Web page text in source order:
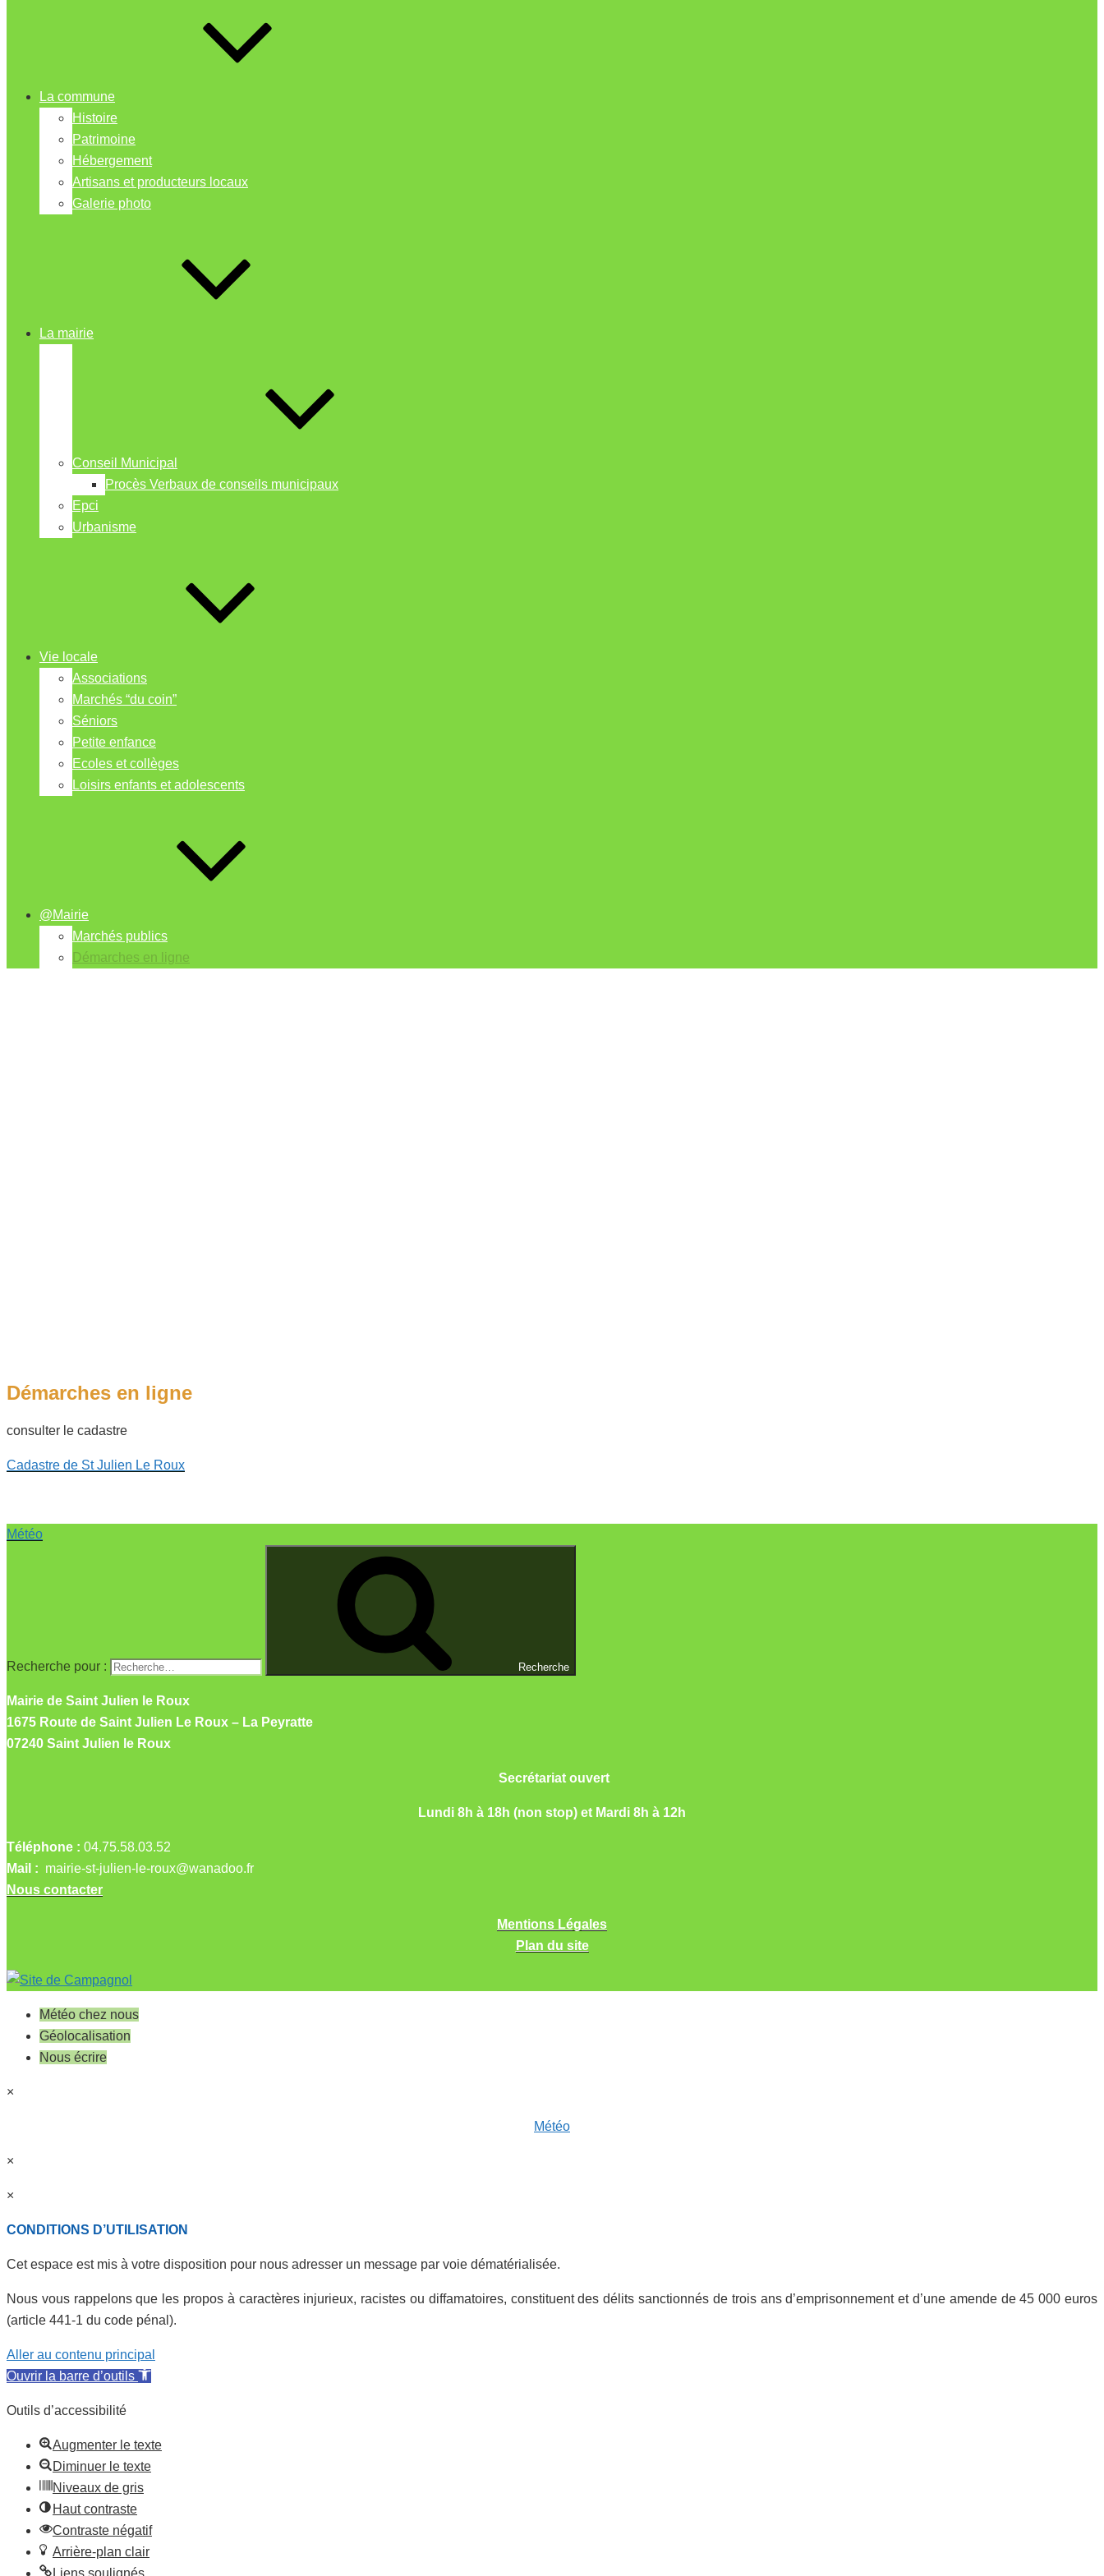
La commune
Histoire
Patrimoine
Hébergement
Artisans et producteurs locaux
Galerie photo
La mairie
Conseil Municipal
Procès Verbaux de conseils municipaux
Epci
Urbanisme
Vie locale
Associations
Marchés “du coin”
Séniors
Petite enfance
Ecoles et collèges
Loisirs enfants et adolescents
@Mairie
Marchés publics
Démarches en ligne
Saint Julien le roux
Démarches en ligne
consulter le cadastre
Cadastre de St Julien Le Roux
Météo
Recherche pour : Recherche
Mairie de Saint Julien le Roux
1675 Route de Saint Julien Le Roux – La Peyratte
07240 Saint Julien le Roux
Secrétariat ouvert
Lundi 8h à 18h (non stop) et Mardi 8h à 12h
Téléphone : 04.75.58.03.52
Mail : mairie-st-julien-le-roux@wanadoo.fr
Nous contacter
Mentions Légales
Plan du site
Météo chez nous
Géolocalisation
Nous écrire
×
Météo
×
×
CONDITIONS D’UTILISATION
Cet espace est mis à votre disposition pour nous adresser un message par voie dématérialisée.
Nous vous rappelons que les propos à caractères injurieux, racistes ou diffamatoires, constituent des délits sanctionnés de trois ans d’emprisonnement et d’une amende de 45 000 euros
(article 441-1 du code pénal).
Aller au contenu principal
Ouvrir la barre d’outils
Outils d’accessibilité
Augmenter le texte
Diminuer le texte
Niveaux de gris
Haut contraste
Contraste négatif
Arrière-plan clair
Liens soulignés